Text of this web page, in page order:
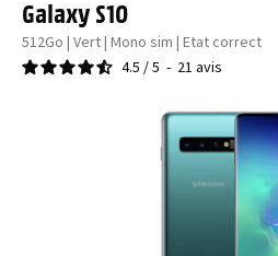
Galaxy S10
512Go | Vert | Mono sim | Etat correct
4.5 /5 - 21 avis